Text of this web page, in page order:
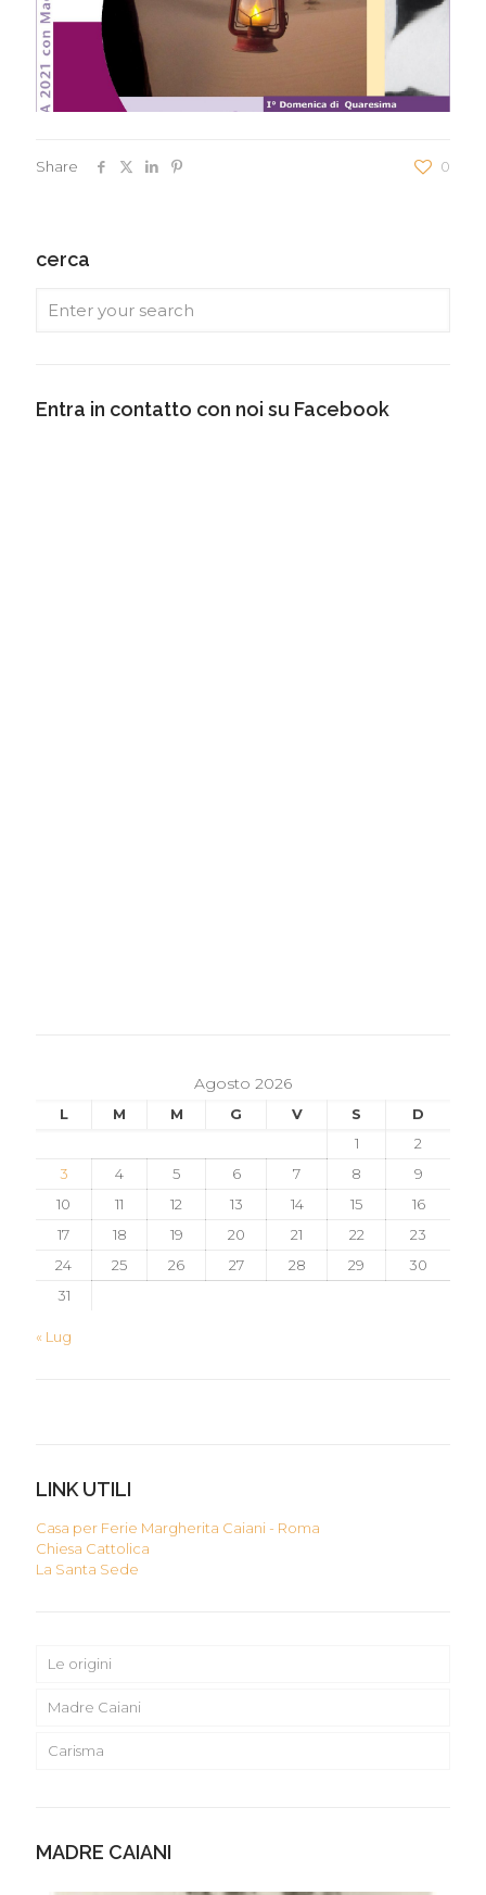
Share 0
cerca
Entra in contatto con noi su Facebook
Agosto 2026
L M M G V S
D
1
2
3
4 5 6 7 8
9
10
11 12 13 14 15
16
17
18 19 20 21 22
23
24
25 26 27 28 29
30
31
« Lug
LINK UTILI
Casa per Ferie Margherita Caiani - Roma
Chiesa Cattolica
La Santa Sede
Le origini
Madre Caiani
Carisma
MADRE CAIANI